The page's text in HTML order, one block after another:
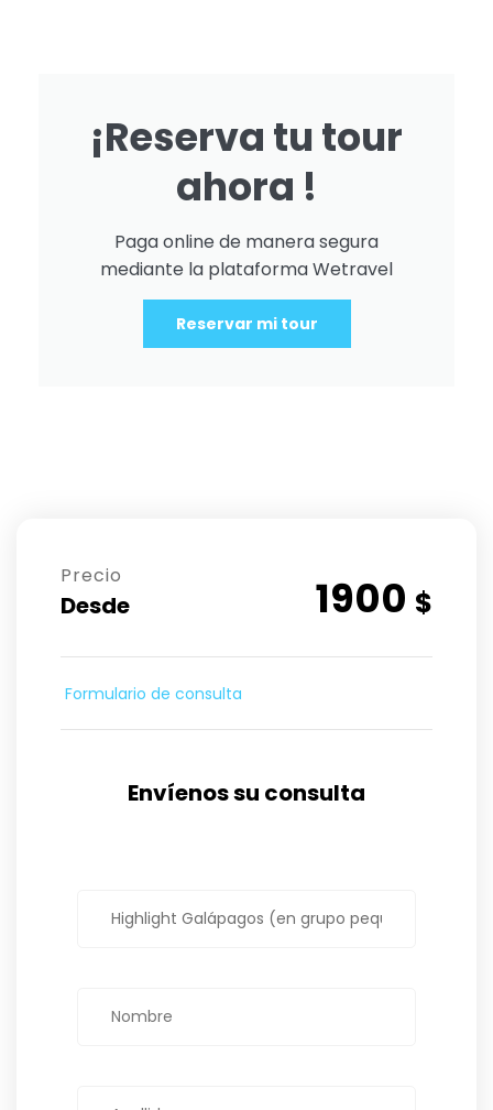
¡Reserva tu tour
ahora !
Paga online de manera segura
mediante la plataforma Wetravel
Reservar mi tour
Precio
Desde 1900 $
Formulario de consulta
Envíenos su consulta